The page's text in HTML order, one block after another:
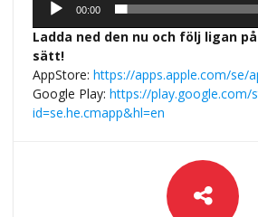
00:00
Ladda ned den nu och följ ligan
sätt!
AppStore: https://apps.apple.com/se/
Google Play: https://play.google.com/
id=se.he.cmapp&hl=en